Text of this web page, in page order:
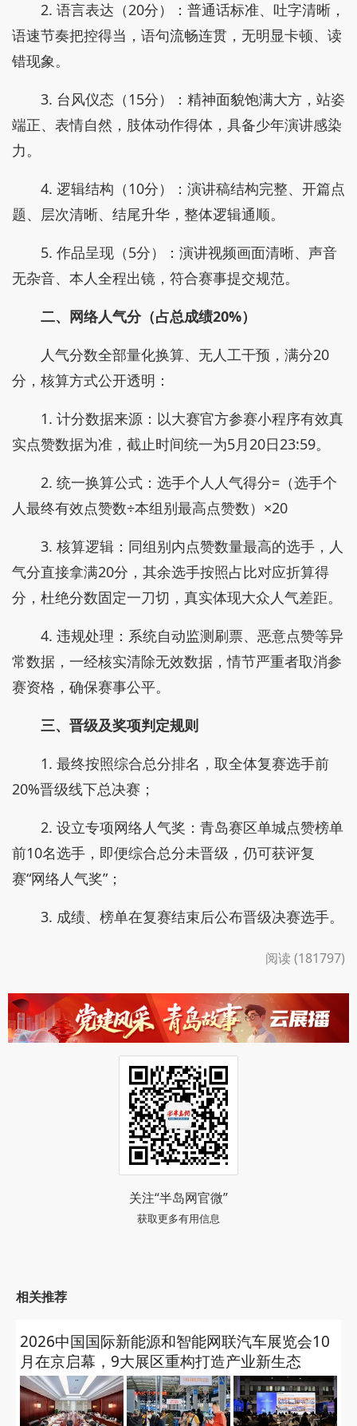
2. 语言表达（20分）：普通话标准、吐字清晰，
语速节奏把控得当，语句流畅连贯，无明显卡顿、读
错现象。
3. 台风仪态（15分）：精神面貌饱满大方，站姿
端正、表情自然，肢体动作得体，具备少年演讲感染
力。
4. 逻辑结构（10分）：演讲稿结构完整、开篇点
题、层次清晰、结尾升华，整体逻辑通顺。
5. 作品呈现（5分）：演讲视频画面清晰、声音
无杂音、本人全程出镜，符合赛事提交规范。
二、网络人气分（占总成绩20%）
人气分数全部量化换算、无人工干预，满分20
分，核算方式公开透明：
1. 计分数据来源：以大赛官方参赛小程序有效真
实点赞数据为准，截止时间统一为5月20日23:59。
2. 统一换算公式：选手个人人气得分=（选手个
人最终有效点赞数÷本组别最高点赞数）×20
3. 核算逻辑：同组别内点赞数量最高的选手，人
气分直接拿满20分，其余选手按照占比对应折算得
分，杜绝分数固定一刀切，真实体现大众人气差距。
4. 违规处理：系统自动监测刷票、恶意点赞等异
常数据，一经核实清除无效数据，情节严重者取消参
赛资格，确保赛事公平。
三、晋级及奖项判定规则
1. 最终按照综合总分排名，取全体复赛选手前
20%晋级线下总决赛；
2. 设立专项网络人气奖：青岛赛区单城点赞榜单
前10名选手，即便综合总分未晋级，仍可获评复
赛“网络人气奖”；
3. 成绩、榜单在复赛结束后公布晋级决赛选手。
阅读 (181797)
关注“半岛网官微”
获取更多有用信息
相关推荐
2026中国国际新能源和智能网联汽车展览会10
月在京启幕，9大展区重构打造产业新生态